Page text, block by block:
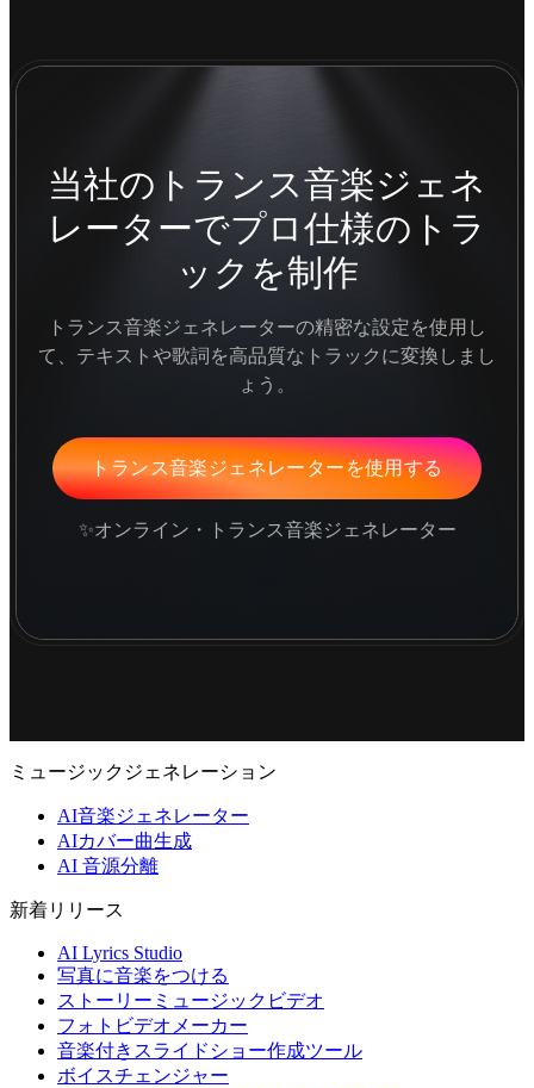
当社のトランス音楽ジェネ
レーターでプロ仕様のトラ
ックを制作
トランス音楽ジェネレーターの精密な設定を使用し
て、テキストや歌詞を高品質なトラックに変換しまし
ょう。
トランス音楽ジェネレーターを使用する
✨オンライン・トランス音楽ジェネレーター
ミュージックジェネレーション
AI音楽ジェネレーター
AIカバー曲生成
AI 音源分離
新着リリース
AI Lyrics Studio
写真に音楽をつける
ストーリーミュージックビデオ
フォトビデオメーカー
音楽付きスライドショー作成ツール
ボイスチェンジャー